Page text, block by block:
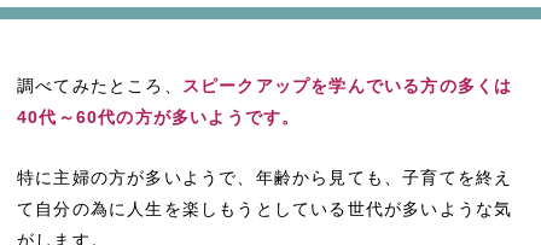
調べてみたところ、
スピークアップを学んでいる方の多くは
40代～60代の方が多いようです。
特に主婦の方が多いようで、年齢から見ても、子育てを終え
て自分の為に人生を楽しもうとしている世代が多いような気
がします。